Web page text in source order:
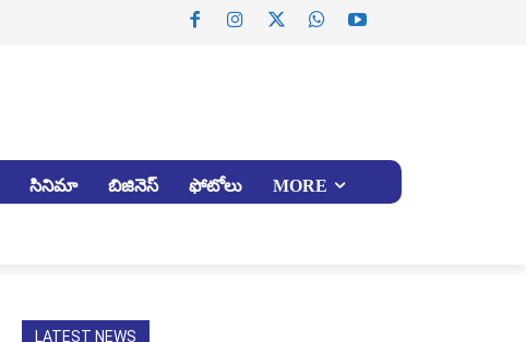
సినిమా బిజినెస్ ఫోటోలు MORE
LATEST NEWS